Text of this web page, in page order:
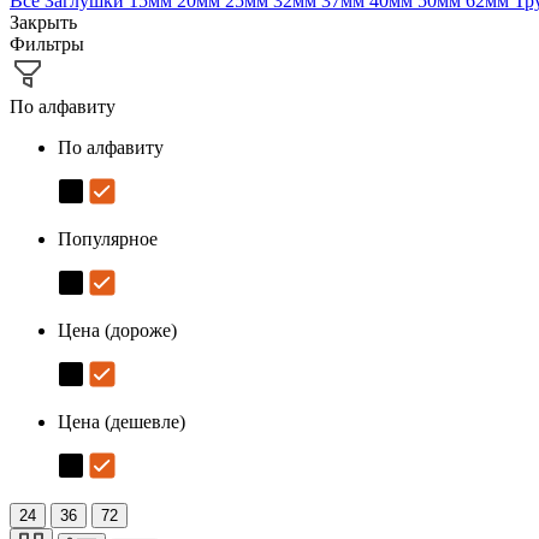
Закрыть
Фильтры
По алфавиту
По алфавиту
Популярное
Цена (дороже)
Цена (дешевле)
24 36 72